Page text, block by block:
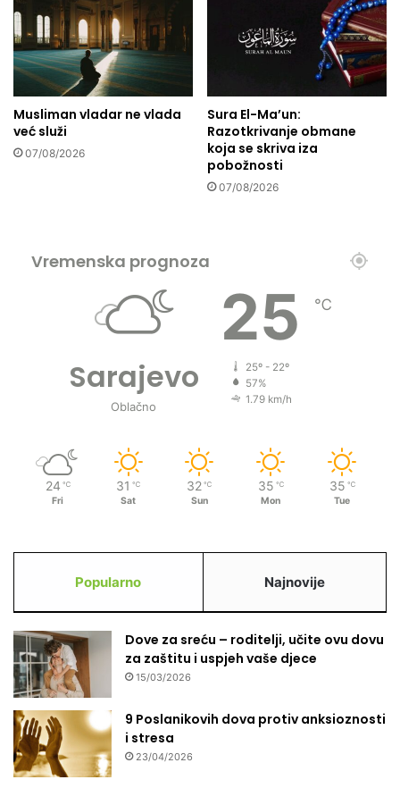
n
i
c
n
a
s
v
Musliman vladar ne vlada
već služi
07/08/2026
Sura El-Ma’un:
Razotkrivanje obmane
koja se skriva iza
pobožnosti
07/08/2026
Vremenska prognoza
Sarajevo
Oblačno
25 ℃
25º - 22º
57%
1.79 km/h
24 ℃
Fri
31 ℃
Sat
32 ℃
Sun
35 ℃
Mon
35 ℃
Tue
Popularno Najnovije
Dove za sreću – roditelji, učite ovu dovu
za zaštitu i uspjeh vaše djece
15/03/2026
9 Poslanikovih dova protiv anksioznosti
i stresa
23/04/2026